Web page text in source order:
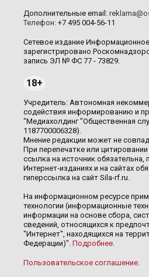
Дополнительные email:
Телефон: +7 495 004-56-11
Сетевое издание
зарегистрировано
запись ЭЛ № ФС 77 - 73829.
18+
Учредитель: Автономная
содействия информированию и
"Медиахолдинг "Общественная
1187700006328).
Мнение редакции может не
При перепечатке или
ссылка на источник обязательна,
Интернет-изданиях и на сайтах
гиперссылка на сайт Sila-rf.ru.
На информационном ресурсе
технологии (информационные
информации на основе сбора,
сведений, относящихся к
"Интернет", находящихся на
Федерации)". Подробнее.
Пользовательское соглашение.